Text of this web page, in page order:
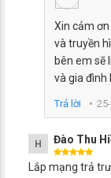
Xin cảm
và truyền
bên em sẽ
và gia đình
Trả lời
H Đào Thu
Lắp mạng trả